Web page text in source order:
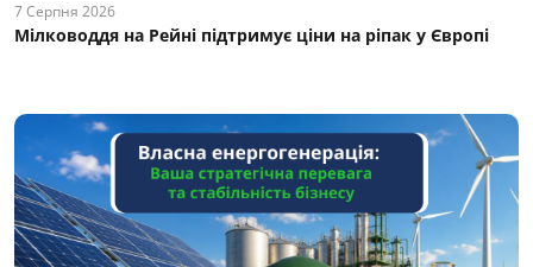
7 Серпня 2026
Мілководдя на Рейні підтримує ціни на ріпак у Європі